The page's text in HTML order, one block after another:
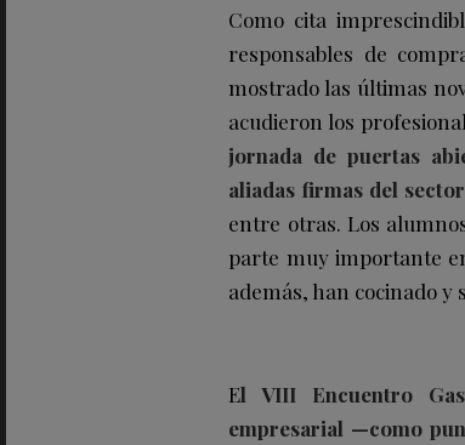
Como cita
responsables de
mostrado las últimas
acudieron los
jornada de puertas
aliadas firmas del sector
entre otras. Los
parte muy importante
además, han cocinado y
El VIII Encuentro
empresarial —como